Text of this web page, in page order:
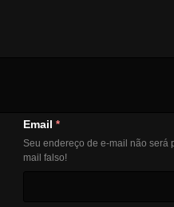
Email *
Seu endereço de e-mail não será
mail falso!